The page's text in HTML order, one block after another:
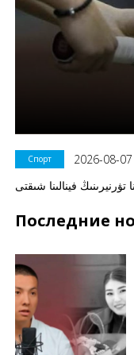
Спорт
2026-08-07
فينالىنا شىقتى
Последние